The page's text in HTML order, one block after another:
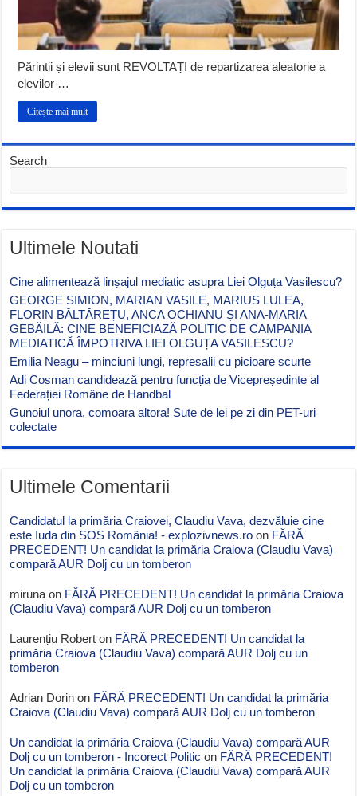
Părintii și elevii sunt REVOLTAȚI de repartizarea aleatorie a
elevilor …
Citește mai mult
Search
Ultimele Noutati
Cine alimentează linșajul mediatic asupra Liei Olguța Vasilescu?
GEORGE SIMION, MARIAN VASILE, MARIUS LULEA,
FLORIN BĂLTĂREȚU, ANCA OCHIANU ȘI ANA-MARIA
GEBĂILĂ: CINE BENEFICIAZĂ POLITIC DE CAMPANIA
MEDIATICĂ ÎMPOTRIVA LIEI OLGUȚA VASILESCU?
Emilia Neagu – minciuni lungi, represalii cu picioare scurte
Adi Cosman candidează pentru funcția de Vicepreședinte al
Federației Române de Handbal
Gunoiul unora, comoara altora! Sute de lei pe zi din PET-uri
colectate
Ultimele Comentarii
Candidatul la primăria Craiovei, Claudiu Vava, dezvăluie cine
este Iuda din SOS România! - explozivnews.ro on FĂRĂ
PRECEDENT! Un candidat la primăria Craiova (Claudiu Vava)
compară AUR Dolj cu un tomberon
miruna on FĂRĂ PRECEDENT! Un candidat la primăria Craiova
(Claudiu Vava) compară AUR Dolj cu un tomberon
Laurențiu Robert on FĂRĂ PRECEDENT! Un candidat la
primăria Craiova (Claudiu Vava) compară AUR Dolj cu un
tomberon
Adrian Dorin on FĂRĂ PRECEDENT! Un candidat la primăria
Craiova (Claudiu Vava) compară AUR Dolj cu un tomberon
Un candidat la primăria Craiova (Claudiu Vava) compară AUR
Dolj cu un tomberon - Incorect Politic on FĂRĂ PRECEDENT!
Un candidat la primăria Craiova (Claudiu Vava) compară AUR
Dolj cu un tomberon